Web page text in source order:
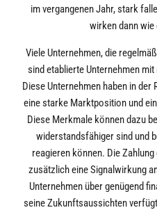
im vergangenen Jahr, stark
wirken dann
Viele Unternehmen, die
sind etablierte Unternehmen
Diese Unternehmen haben in
eine starke Marktposition und
Diese Merkmale können dazu
widerstandsfähiger sind und
reagieren können. Die
zusätzlich eine Signalwirkung
Unternehmen über genügend
seine Zukunftsaussichten